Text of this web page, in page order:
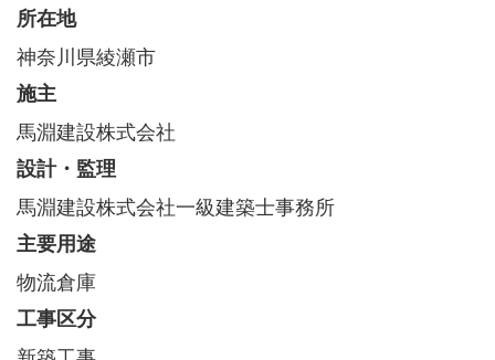
所在地
神奈川県綾瀬市
施主
馬淵建設株式会社
設計・監理
馬淵建設株式会社一級建築士事務所
主要用途
物流倉庫
工事区分